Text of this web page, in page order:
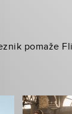
pomaže